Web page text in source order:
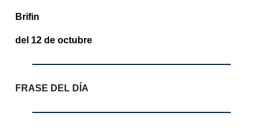
Brifin
del 12 de octubre
FRASE DEL DÍA